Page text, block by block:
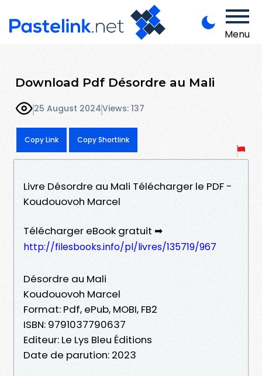
Menu
Download Pdf Désordre au Mali
25 August 2024Views: 137
Copy Link Copy Shortlink
Livre Désordre au Mali Télécharger le PDF -
Koudouovoh Marcel
Télécharger eBook gratuit ➡
http://filesbooks.info/pl/livres/135719/967
Désordre au Mali
Koudouovoh Marcel
Format: Pdf, ePub, MOBI, FB2
ISBN: 9791037790637
Editeur: Le Lys Bleu Éditions
Date de parution: 2023